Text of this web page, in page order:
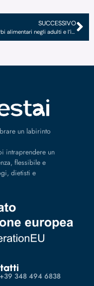
SUCCESSIVO
I disturbi alimentari negli adulti e l’impatto sul lavoro
un labirinto
intraprendere un
flessibile e
dietisti e
‪+39 348 494 6838